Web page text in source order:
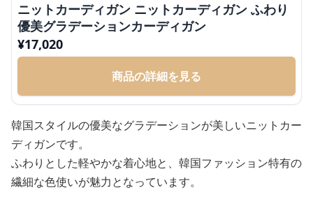
ニットカーディガン ニットカーディガン ふわり
優美グラデーションカーディガン
¥17,020
商品の詳細を見る
韓国スタイルの優美なグラデーションが美しいニットカー
ディガンです。
ふわりとした軽やかな着心地と、韓国ファッション特有の
繊細な色使いが魅力となっています。